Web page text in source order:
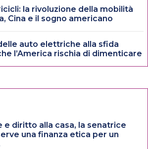
la rivoluzione della mobilità
Cina e il sogno americano
auto elettriche alla sfida
l’America rischia di dimenticare
e diritto alla casa, la senatrice
una finanza etica per un